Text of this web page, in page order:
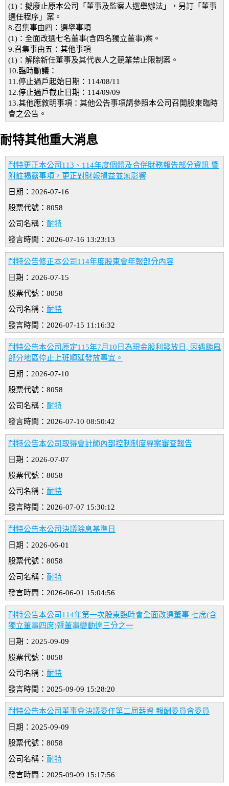
(1)：擬廢止原本公司「董事及監察人選舉辦法」，另訂「董事
選任程序」案。
8.召集事由四：選舉事項
(1)：全面改選七名董事(含四名獨立董事)案。
9.召集事由五：其他事項
(1)：解除新任董事及其代表人之競業禁止限制案。
10.臨時動議：
11.停止過戶起始日期：114/08/11
12.停止過戶截止日期：114/09/09
13.其他應敘明事項：其他公告事項請參照本公司召開股東臨時
會之公告。
耐特其他重大消息
耐特更正本公司113、114年度個體及合併財務報告部分資訊 暨
附註揭露事項，更正對財報損益並無影響
日期：2026-07-16
股票代號：8058
公司名稱： 耐特
發言時間：2026-07-16 13:23:13
耐特公告修正本公司114年度股東會年報部分內容
日期：2026-07-15
股票代號：8058
公司名稱： 耐特
發言時間：2026-07-15 11:16:32
耐特公告本公司原定115年7月10日為現金股利發放日, 因遇颱風
部分地區停止上班順延發放事宜。
日期：2026-07-10
股票代號：8058
公司名稱： 耐特
發言時間：2026-07-10 08:50:42
耐特公告本公司取得會計師內部控制制度專案審查報告
日期：2026-07-07
股票代號：8058
公司名稱： 耐特
發言時間：2026-07-07 15:30:12
耐特公告本公司決議除息基準日
日期：2026-06-01
股票代號：8058
公司名稱： 耐特
發言時間：2026-06-01 15:04:56
耐特公告本公司114年第一次股東臨時會全面改選董事 七席(含
獨立董事四席)暨董事變動達三分之一
日期：2025-09-09
股票代號：8058
公司名稱： 耐特
發言時間：2025-09-09 15:28:20
耐特公告本公司董事會決議委任第二屆薪資 報酬委員會委員
日期：2025-09-09
股票代號：8058
公司名稱： 耐特
發言時間：2025-09-09 15:17:56